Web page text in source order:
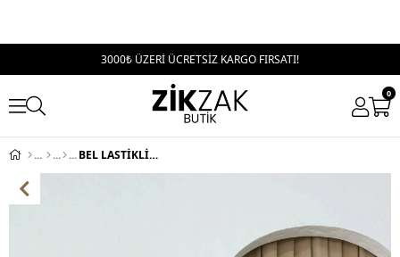
3000₺ ÜZERİ ÜCRETSİZ KARGO FIRSATI!
0
BEL LASTİKLİ TEK DÜĞME PALAZZO PANTOLON BEYAZ